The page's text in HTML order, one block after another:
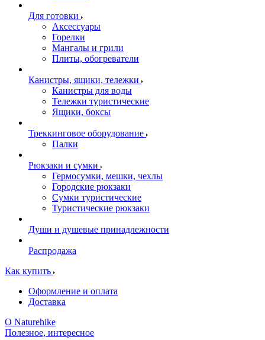
Для готовки
Аксессуары
Горелки
Мангалы и грили
Плиты, обогреватели
Канистры, ящики, тележки
Канистры для воды
Тележки туристические
Ящики, боксы
Треккинговое оборудование
Палки
Рюкзаки и сумки
Гермосумки, мешки, чехлы
Городские рюкзаки
Сумки туристические
Туристические рюкзаки
Души и душевые принадлежности
Распродажа
Как купить
Оформление и оплата
Доставка
О Naturehike
Полезное, интересное